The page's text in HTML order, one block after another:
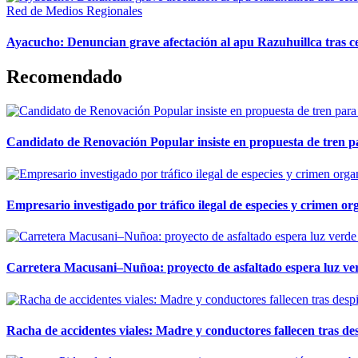
Red de Medios Regionales
Ayacucho: Denuncian grave afectación al apu Razuhuillca tras
Recomendado
Candidato de Renovación Popular insiste en propuesta de tren
Empresario investigado por tráfico ilegal de especies y crimen
Carretera Macusani–Nuñoa: proyecto de asfaltado espera luz
Racha de accidentes viales: Madre y conductores fallecen tras